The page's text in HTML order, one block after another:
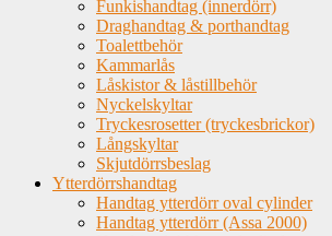
Funkishandtag (innerdörr)
Draghandtag & porthandtag
Toalettbehör
Kammarlås
Låskistor & låstillbehör
Nyckelskyltar
Tryckesrosetter (tryckesbrickor)
Långskyltar
Skjutdörrsbeslag
Ytterdörrshandtag
Handtag ytterdörr oval cylinder
Handtag ytterdörr (Assa 2000)